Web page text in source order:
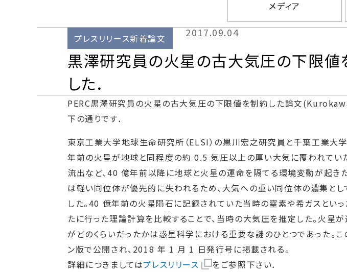
メディア
プレスリリース新着論文 2017.09.04
黒澤研究員の火星の古大気圧の下限
した．
PERC黒澤研究員の火星の古大気圧の下限値を制約した論文
下の通りです．
東京工業大学地球生命研究所（ELSI）の黒川宏之研究員と千葉工業大
年前の火星が地球と同程度の約 0.5 気圧以上の厚い大気に覆われてい
流出など、40 億年前以降に地球と火星の運命を隔てる環境変動が起き
は軽い同位体が優先的に失われるため、大気への重い同位体の濃集と
した。40 億年前の火星隕石に記録されていた当時の窒素や希ガスと
たに行った理論計算を比較することで、当時の大気圧を推定した。火
がどのくらいだったかは惑星科学における重要な謎のひとつであった。
ン版で公開され、2018 年 1 月 1 日発行号に掲載される。
詳細につきましてはプレスリリース をご参照下さい．